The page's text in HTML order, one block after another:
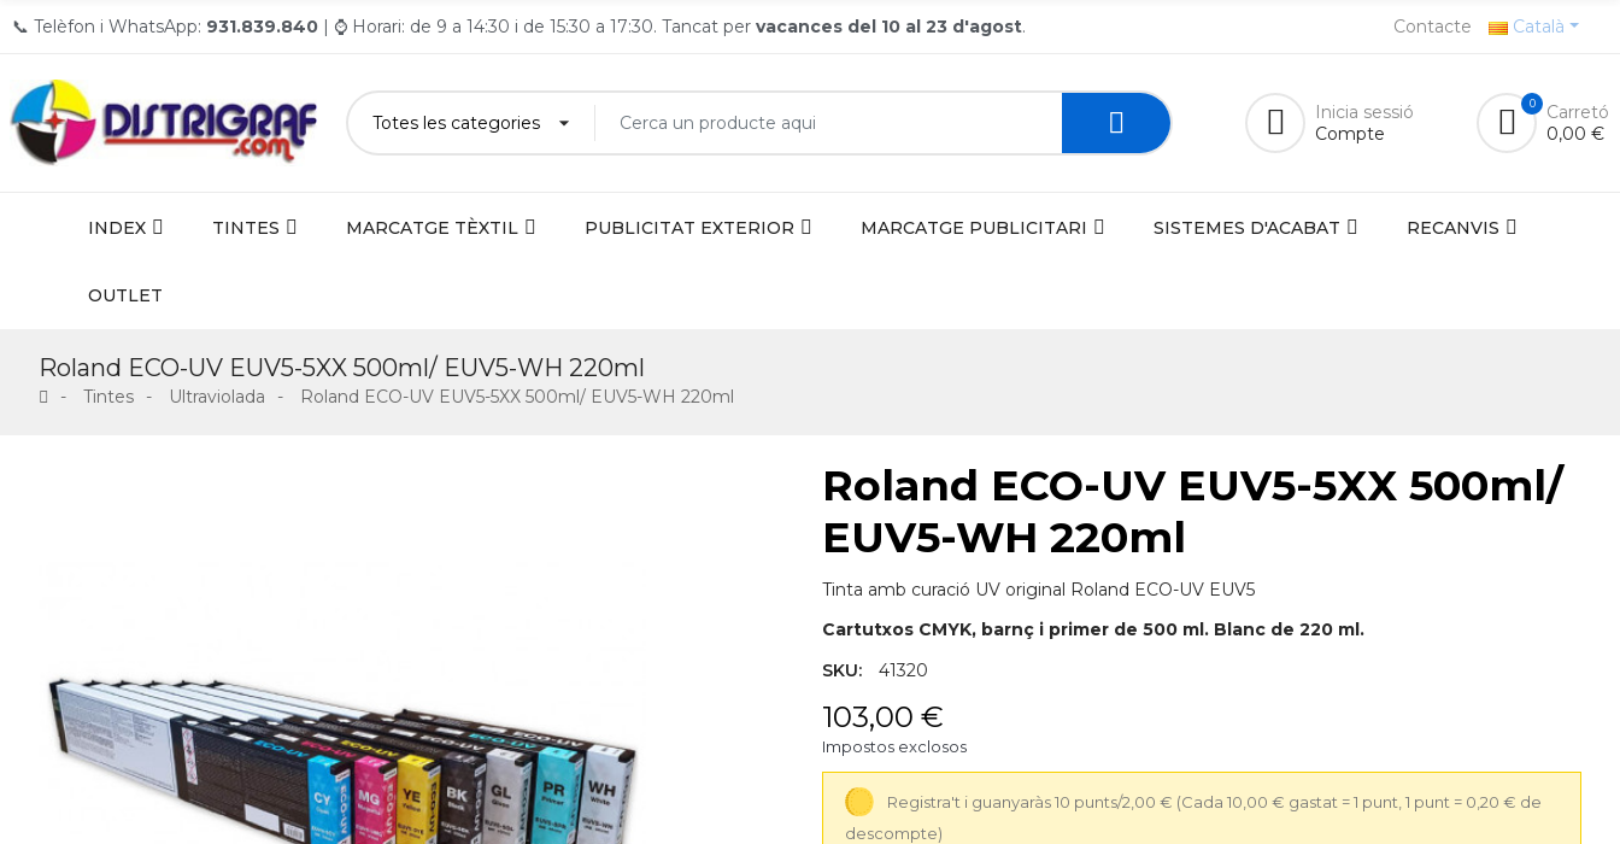
📞 Telèfon i WhatsApp: 931.839.840 | ⌚ Horari: de 9 a 14:30 i de 15:30 a 17:30. Tancat per vacances del 10 al 23 d'agost. Contacte Català
Inicia sessió
Compte
0
Carretó
0,00 €
INDEX TINTES MARCATGE TÈXTIL PUBLICITAT EXTERIOR MARCATGE PUBLICITARI SISTEMES D'ACABAT RECANVIS
OUTLET
Roland ECO-UV EUV5-5XX 500ml/ EUV5-WH 220ml
Tintes Ultraviolada Roland ECO-UV EUV5-5XX 500ml/ EUV5-WH 220ml
Roland ECO-UV EUV5-5XX 500ml/
EUV5-WH 220ml
Tinta amb curació UV original Roland ECO-UV EUV5
Cartutxos CMYK, barnç i primer de 500 ml. Blanc de 220 ml.
SKU:
41320
103,00 €
Impostos exclosos
Registra't i guanyaràs 10 punts/2,00 € (Cada 10,00 € gastat = 1 punt, 1 punt = 0,20 € de
descompte)